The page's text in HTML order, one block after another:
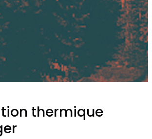
thermique